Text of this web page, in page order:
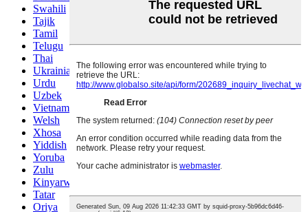
Swahili
Tajik
Tamil
Telugu
Thai
Ukrainian
Urdu
Uzbek
Vietnamese
Welsh
Xhosa
Yiddish
Yoruba
Zulu
Kinyarwanda
Tatar
Oriya